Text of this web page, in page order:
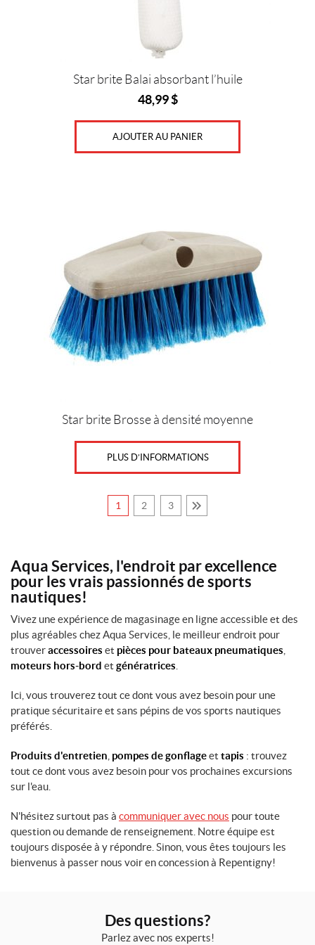
Star brite Balai absorbant l’huile
48,99$
AJOUTER AU PANIER
Star brite Brosse à densité moyenne
PLUS D’INFORMATIONS
1 2 3
Aqua Services, l'endroit par excellence
pour les vrais passionnés de sports
nautiques!
Vivez une expérience de magasinage en ligne accessible et des
plus agréables chez Aqua Services, le meilleur endroit pour
trouveraccessoires et pièces pour bateaux pneumatiques
moteurs hors-bord et génératrices
Ici, vous trouverez tout ce dont vous avez besoin pour une
pratique sécuritaire et sans pépins de vos sports nautiques
préférés.
Produits d'entretien pompes de gonflageet tapis : trouvez
tout ce dont vous avez besoin pour vos prochaines excursions
sur l'eau.
N'hésitez surtout pas à communiquer avec nous pour toute
question ou demande de renseignement. Notre équipe est
toujours disposée à y répondre. Sinon, vous êtes toujours les
bienvenus à passer nous voir en concession à Repentigny!
Des questions?
Parlez avec nos experts!